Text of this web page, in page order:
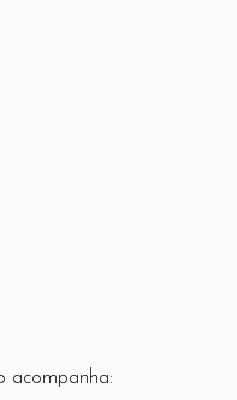
acompanha: